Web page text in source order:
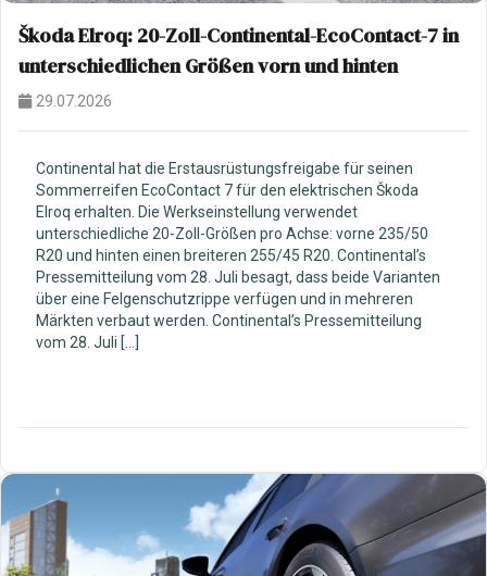
Škoda Elroq: 20-Zoll-Continental-EcoContact-7 in
unterschiedlichen Größen vorn und hinten
29.07.2026
Continental hat die Erstausrüstungsfreigabe für seinen
Sommerreifen EcoContact 7 für den elektrischen Škoda
Elroq erhalten. Die Werkseinstellung verwendet
unterschiedliche 20-Zoll-Größen pro Achse: vorne 235/50
R20 und hinten einen breiteren 255/45 R20. Continental’s
Pressemitteilung vom 28. Juli besagt, dass beide Varianten
über eine Felgenschutzrippe verfügen und in mehreren
Märkten verbaut werden. Continental’s Pressemitteilung
vom 28. Juli […]